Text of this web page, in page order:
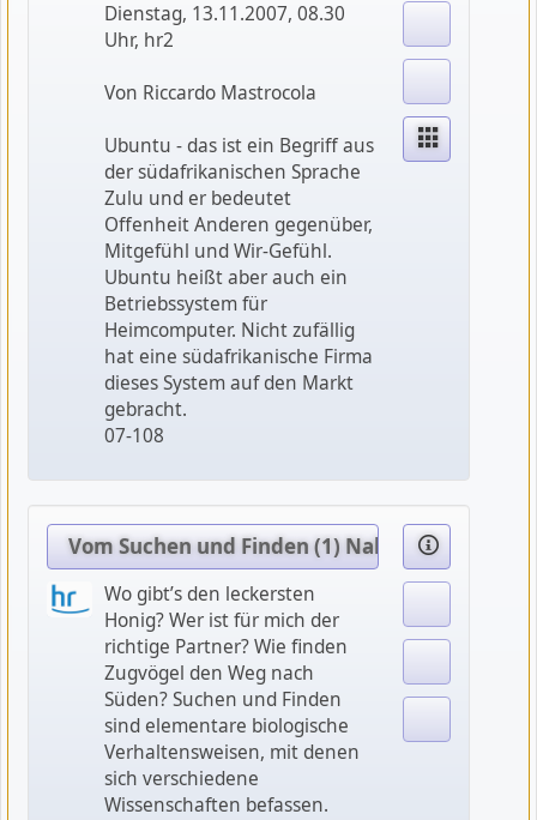
Dienstag, 13.11.2007, 08.30
Uhr, hr2
Von Riccardo Mastrocola
Ubuntu - das ist ein Begriff aus
der südafrikanischen Sprache
Zulu und er bedeutet
Offenheit Anderen gegenüber,
Mitgefühl und Wir-Gefühl.
Ubuntu heißt aber auch ein
Betriebssystem für
Heimcomputer. Nicht zufällig
hat eine südafrikanische Firma
dieses System auf den Markt
gebracht.
07-108
Vom Suchen und Finden (1) Nahrung,
Wo gibt’s den leckersten
Honig? Wer ist für mich der
richtige Partner? Wie finden
Zugvögel den Weg nach
Süden? Suchen und Finden
sind elementare biologische
Verhaltensweisen, mit denen
sich verschiedene
Wissenschaften befassen.